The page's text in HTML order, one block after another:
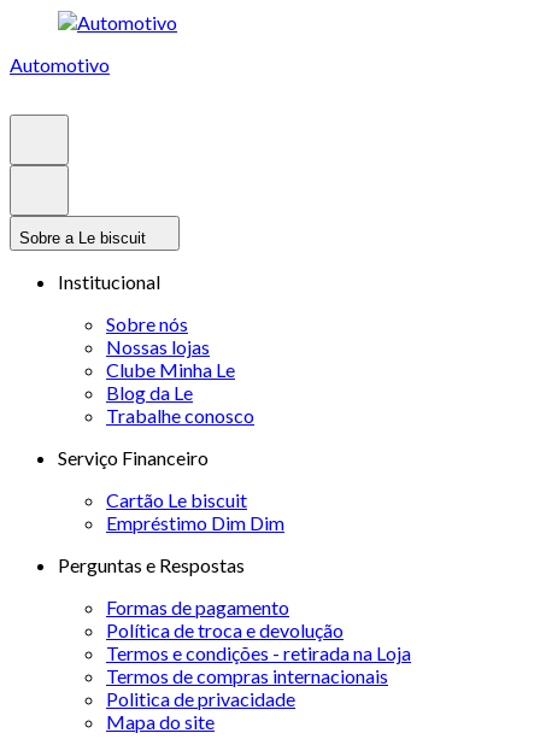
Automotivo
Sobre a Le biscuit
Institucional
Sobre nós
Nossas lojas
Clube Minha Le
Blog da Le
Trabalhe conosco
Serviço Financeiro
Cartão Le biscuit
Empréstimo Dim Dim
Perguntas e Respostas
Formas de pagamento
Política de troca e devolução
Termos e condições - retirada na Loja
Termos de compras internacionais
Politica de privacidade
Mapa do site